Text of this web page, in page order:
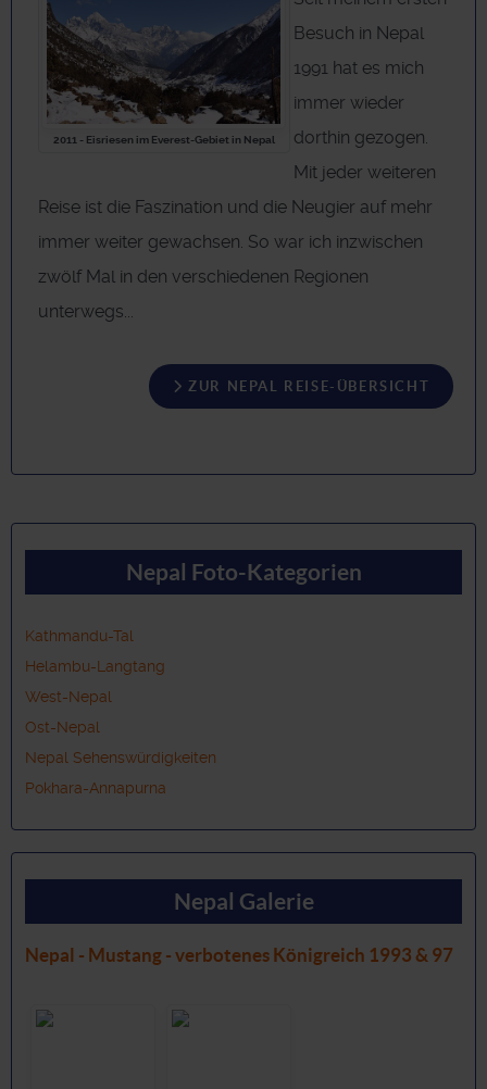
2011 - Eisriesen im Everest-Gebiet in Nepal
Besuch in Nepal
1991 hat es mich
immer wieder
dorthin gezogen.
Mit jeder weiteren
Reise ist die Faszination und die Neugier auf mehr
immer weiter gewachsen. So war ich inzwischen
zwölf Mal in den verschiedenen Regionen
unterwegs...
ZUR NEPAL REISE-ÜBERSICHT
Nepal Foto-Kategorien
Kathmandu-Tal
Helambu-Langtang
West-Nepal
Ost-Nepal
Nepal Sehenswürdigkeiten
Pokhara-Annapurna
Nepal Galerie
Nepal - Mustang - verbotenes Königreich 1993 & 97